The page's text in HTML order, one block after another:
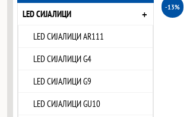
LED СИЈАЛИЦИ
LED СИЈАЛИЦИ AR111
LED СИЈАЛИЦИ G4
LED СИЈАЛИЦИ G9
LED СИЈАЛИЦИ GU10
+
-13%